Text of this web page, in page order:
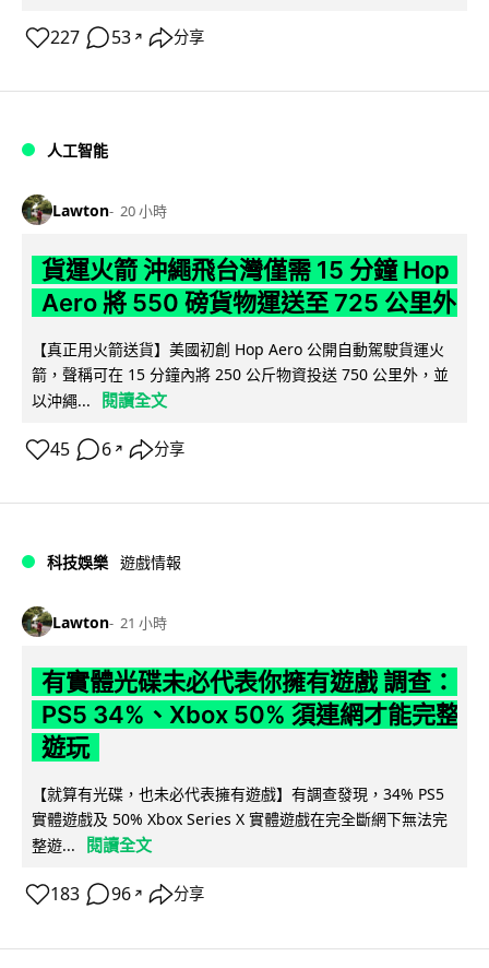
227 53 ↗ 分享
人工智能
Lawton 20 小時
貨運火箭 沖繩飛台灣僅需 15 分鐘 Hop
Aero 將 550 磅貨物運送至 725 公里外
【真正用火箭送貨】美國初創 Hop Aero 公開自動駕駛貨運火
箭，聲稱可在 15 分鐘內將 250 公斤物資投送 750 公里外，並
以沖繩...
閱讀全文
45 6 ↗ 分享
科技娛樂 遊戲情報
Lawton 21 小時
有實體光碟未必代表你擁有遊戲 調查：
PS5 34%、Xbox 50% 須連網才能完整
遊玩
【就算有光碟，也未必代表擁有遊戲】有調查發現，34% PS5
實體遊戲及 50% Xbox Series X 實體遊戲在完全斷網下無法完
整遊...
閱讀全文
183 96 ↗ 分享